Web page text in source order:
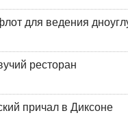
для ведения
ресторан
причал в Диксоне